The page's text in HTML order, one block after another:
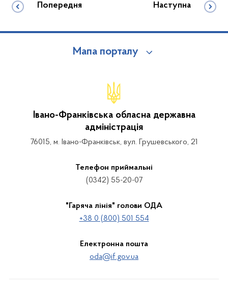
Попередня Наступна
Мапа порталу
Івано-Франківська обласна державна
адміністрація
76015, м. Івано-Франківськ, вул. Грушевського, 21
Телефон приймальні
(0342) 55-20-07
"Гаряча лінія" голови ОДА
+38 0 (800) 501 554
Електронна пошта
oda@if.gov.ua